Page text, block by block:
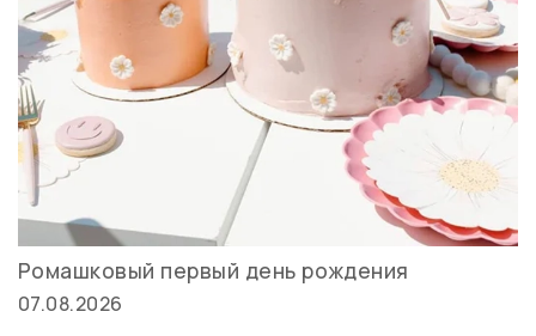
Ромашковый первый день рождения
07.08.2026